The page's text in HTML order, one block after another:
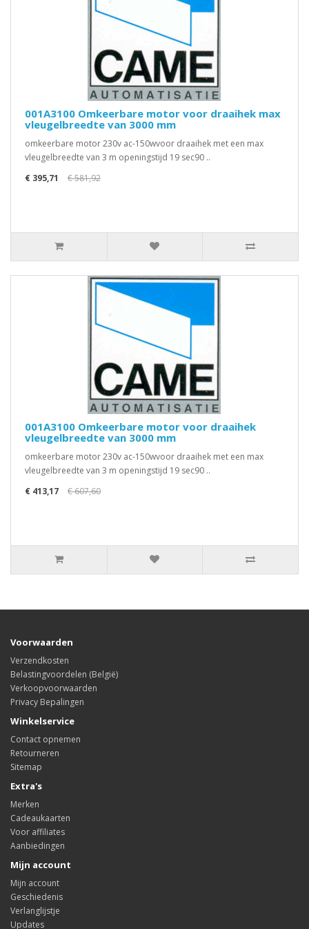
001A3100 Omkeerbare motor voor draaihek max
vleugelbreedte van 3000 mm
omkeerbare motor 230v ac-150wvoor draaihek met een max
vleugelbreedte van 3 m openingstijd 19 sec90 ..
€ 395,71
€ 581,92
001A3100 Omkeerbare motor voor draaihek
vleugelbreedte van 3000 mm
omkeerbare motor 230v ac-150wvoor draaihek met een max
vleugelbreedte van 3 m openingstijd 19 sec90 ..
€ 413,17
€ 607,60
Voorwaarden
Verzendkosten
Belastingvoordelen (België)
Verkoopvoorwaarden
Privacy Bepalingen
Winkelservice
Contact opnemen
Retourneren
Sitemap
Extra's
Merken
Cadeaukaarten
Voor affiliates
Aanbiedingen
Mijn account
Mijn account
Geschiedenis
Verlanglijstje
Updates